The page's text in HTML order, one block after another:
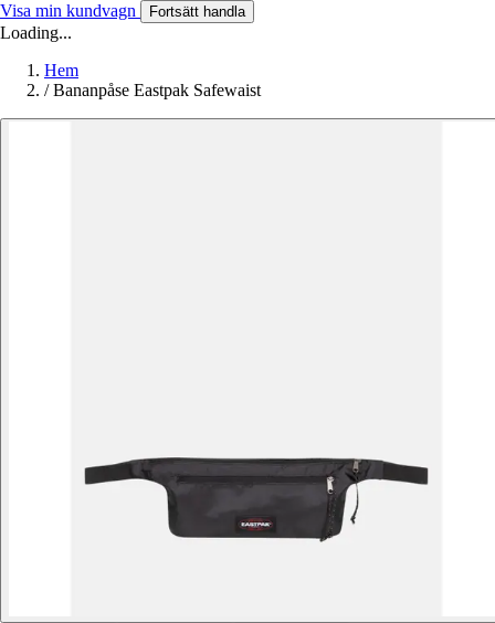
Visa min kundvagn Fortsätt handla
Loading...
Hem
/ Bananpåse Eastpak Safewaist